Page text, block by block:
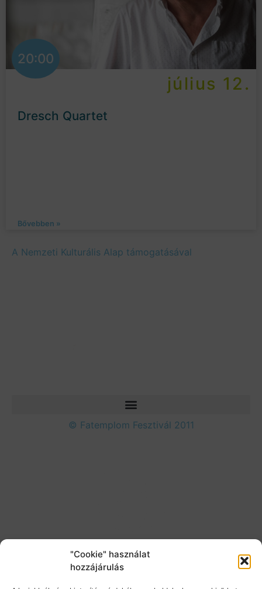
"Cookie" használat
hozzájárulás
20:00
július 12.
Dresch Quartet
Bővebben »
A Nemzeti Kulturális Alap támogatásával
© Fatemplom Fesztivál 2011